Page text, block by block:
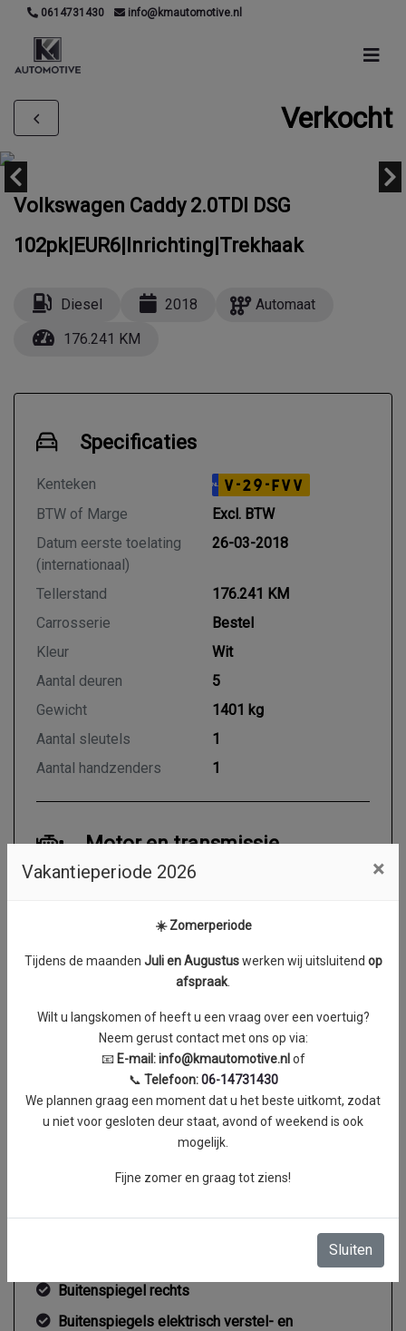
0614731430 info@kmautomotive.nl
Verkocht
Volkswagen Caddy 2.0TDI DSG
102pk|EUR6|Inrichting|Trekhaak
Diesel 2018
Automaat
176.241 KM
Specificaties
Kenteken NL V-29-FVV
BTW of Marge
Excl. BTW
Datum eerste toelating
(internationaal)
26-03-2018
Tellerstand
176.241 KM
Carrosserie
Bestel
Kleur
Wit
Aantal deuren
5
Gewicht
1401 kg
Aantal sleutels
1
Aantal handzenders
1
Motor en transmissie
Brandstof
Cilinderinhoud
1968 cc
Topsnelheid
170 km/h
0 Nm
Buitenspiegel rechts
Buitenspiegels elektrisch verstel- en
Vakantieperiode 2026 ×
☀️ Zomerperiode
Tijdens de maanden Juli en Augustuswerken wij uitsluitend op
afspraak.
Wilt u langskomen of heeft u een vraag over een voertuig?
Neem gerust contact met ons op via:
📧 E-mail:info@kmautomotive.nlof
📞 Telefoon:06-14731430
We plannen graag een moment dat u het beste uitkomt, zodat
u niet voor gesloten deur staat, avond of weekend is ook
mogelijk.
Fijne zomer en graag tot ziens!
Sluiten